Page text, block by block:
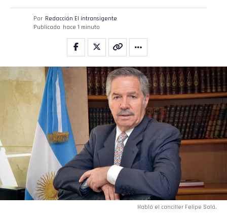
Por Redacción El intransigente
Publicado hace 1 minuto
Habló el canciller Felipe Solá.
Pinterest
Whatsapp
Email